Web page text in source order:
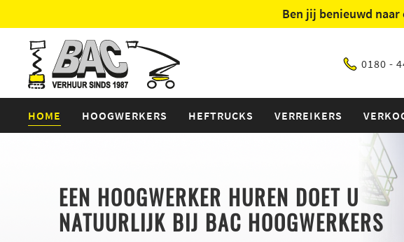
Ben jij benieuwd naar
0180 -
HOME HOOGWERKERS HEFTRUCKS VERREIKERS
EEN HOOGWERKER HUREN DOET U
NATUURLIJK BIJ BAC HOOGWERKERS